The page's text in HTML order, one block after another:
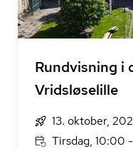
Rundvisning
Vridsløselille
13. oktober,
Tirsdag, 10:00